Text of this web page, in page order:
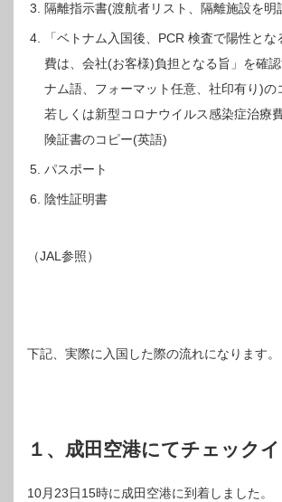
隔離指示書(渡航者リスト、隔離施設を明
「ベトナム入国後、PCR 検査で陽性と
費は、会社(お客様)負担となる旨」を確
ナム語、フォーマット任意、社印有り)の
若しくは新型コロナウイルス感染症治療
険証書のコピー(英語)
パスポート
陰性証明書
（JAL参照）
下記、実際に入国した際の流れになります。
１、成田空港にてチェック
10月23日15時に成田空港に到着しました。